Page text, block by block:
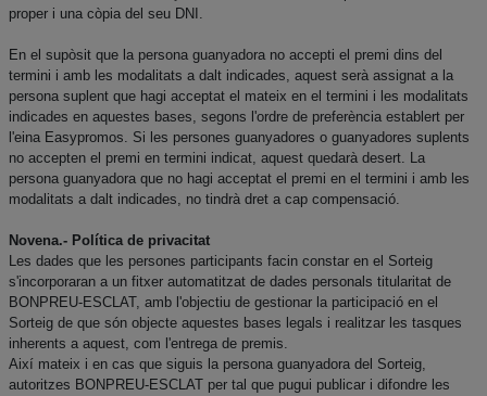
proper i una còpia del seu DNI.
En el supòsit que la persona guanyadora no accepti el premi dins del
termini i amb les modalitats a dalt indicades, aquest serà assignat a la
persona suplent que hagi acceptat el mateix en el termini i les modalitats
indicades en aquestes bases, segons l'ordre de preferència establert per
l'eina Easypromos. Si les persones guanyadores o guanyadores suplents
no accepten el premi en termini indicat, aquest quedarà desert. La
persona guanyadora que no hagi acceptat el premi en el termini i amb les
modalitats a dalt indicades, no tindrà dret a cap compensació.
Novena.- Política de privacitat
Les dades que les persones participants facin constar en el Sorteig
s'incorporaran a un fitxer automatitzat de dades personals titularitat de
BONPREU-ESCLAT, amb l'objectiu de gestionar la participació en el
Sorteig de que són objecte aquestes bases legals i realitzar les tasques
inherents a aquest, com l'entrega de premis.
Així mateix i en cas que siguis la persona guanyadora del Sorteig,
autoritzes BONPREU-ESCLAT per tal que pugui publicar i difondre les